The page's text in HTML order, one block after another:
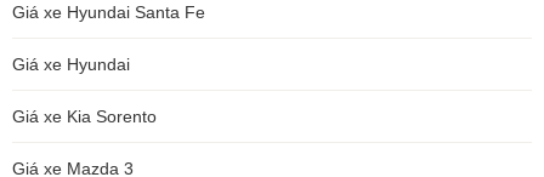
Giá xe Hyundai Santa Fe
Giá xe Hyundai
Giá xe Kia Sorento
Giá xe Mazda 3